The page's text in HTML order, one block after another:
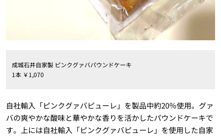
成城石井自家製 ピンクグァバパウンドケーキ
1本 ￥1,070
自社輸入「ピンクグァバピューレ」を製品中約20％使用。グァ
バの爽やかな酸味と華やかな香りを活かしたパウンドケーキで
す。上には自社輸入「ピンクグァバピューレ」を使用した自家